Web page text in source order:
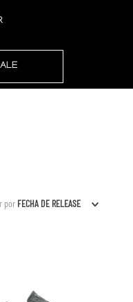
por FECHA DE RELEASE